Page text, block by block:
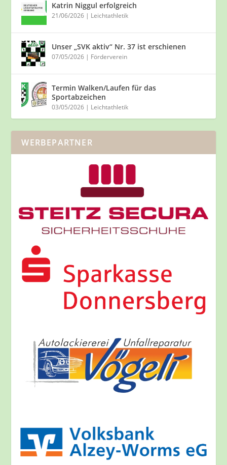
Katrin Niggul erfolgreich
21/06/2026 | Leichtathletik
Unser „SVK aktiv“ Nr. 37 ist erschienen
07/05/2026 | Förderverein
Termin Walken/Laufen für das
Sportabzeichen
03/05/2026 | Leichtathletik
WERBEPARTNER